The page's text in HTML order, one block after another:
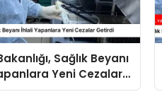
Sağlık Beyanı
Yeni Cezalar